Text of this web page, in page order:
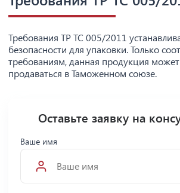
Требования ТР ТС 005/2011
безопасности для упаковки. Только
требованиям, данная продукция
продаваться в Таможенном союзе.
Оставьте заявку на
Ваше имя